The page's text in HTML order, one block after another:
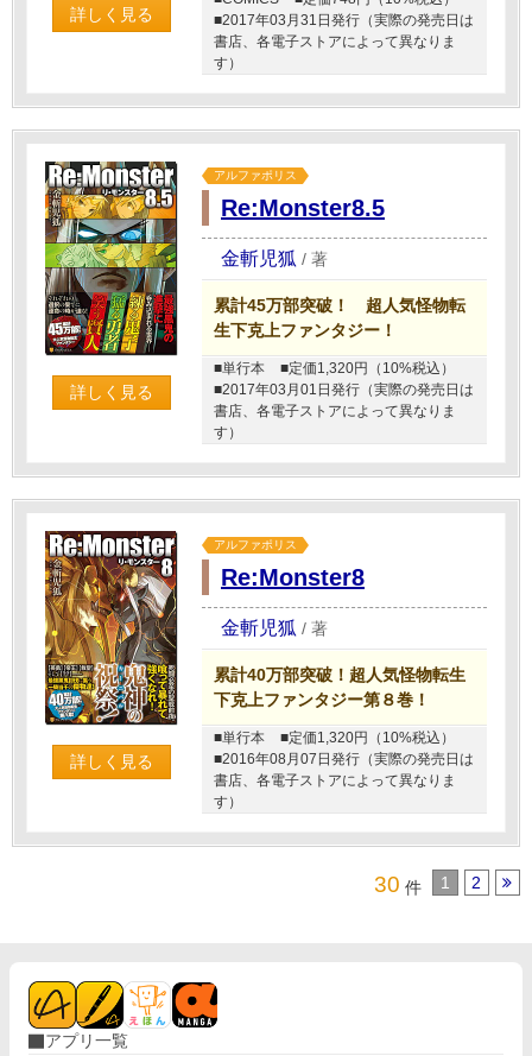
詳しく見る
■2017年03月31日発行（実際の発売日は
書店、各電子ストアによって異なりま
す）
詳しく見る
アルファポリス
Re:Monster8.5
金斬児狐 / 著
累計45万部突破！ 超人気怪物転
生下克上ファンタジー！
■単行本
■定価1,320円（10%税込）
■2017年03月01日発行（実際の発売日は
書店、各電子ストアによって異なりま
す）
詳しく見る
アルファポリス
Re:Monster8
金斬児狐 / 著
累計40万部突破！超人気怪物転生
下克上ファンタジー第８巻！
■単行本
■定価1,320円（10%税込）
■2016年08月07日発行（実際の発売日は
書店、各電子ストアによって異なりま
す）
30 件 1 2
アプリ一覧